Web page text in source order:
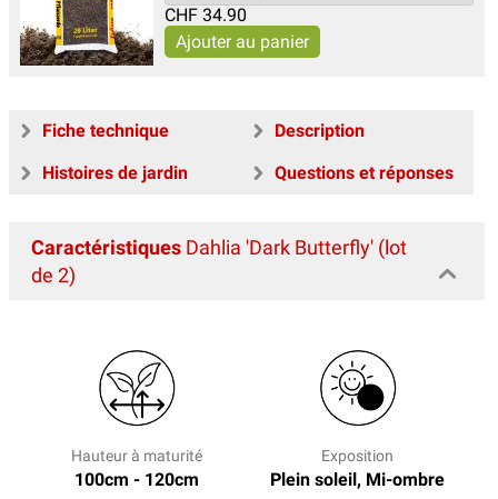
CHF 34.90
Fiche technique
Description
Histoires de jardin
Questions et réponses
Caractéristiques Dahlia 'Dark Butterfly' (lot
de 2)
Hauteur à maturité
100cm - 120cm
Exposition
Plein soleil, Mi-ombre